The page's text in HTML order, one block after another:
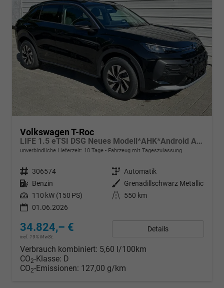
Volkswagen T-Roc
LIFE 1.5 eTSI DSG Neues Modell*AHK*Android Auto*SHZ*ACC*Kamera*5J Garantie*Klimaauto*
unverbindliche Lieferzeit: 10 Tage Fahrzeug mit Tageszulassung
Fahrzeugnr. 306574 Getriebe Automatik
Kraftstoff Benzin Außenfarbe
Grenadillschwarz Metallic
Leistung 110 kW (150 PS) Kilometerstand
550 km
01.06.2026
34.824,– €
incl. 19% MwSt.
Details
Verbrauch kombiniert: 5,60 l/100km
CO2-Klasse: D
CO2-Emissionen: 127,00 g/km